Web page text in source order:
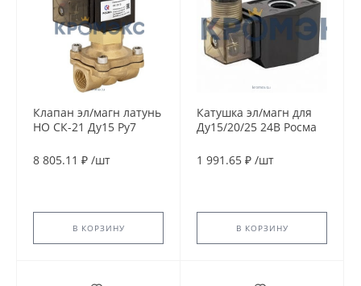
Клапан эл/магн латунь
НО СК-21 Ду15 Ру7
Росма СК-21-15
8 805.11 ₽ /шт
В КОРЗИНУ
Катушка эл/магн для
Ду15/20/25 24В Росма
1 991.65 ₽ /шт
В КОРЗИНУ